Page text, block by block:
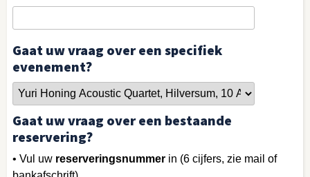
Gaat uw vraag over een specifiek
evenement?
Gaat uw vraag over een bestaande
reservering?
• Vul uw reserveringsnummer in (6 cijfers, zie mail of